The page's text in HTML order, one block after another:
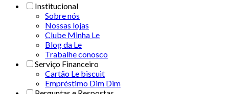
Institucional
Sobre nós
Nossas lojas
Clube Minha Le
Blog da Le
Trabalhe conosco
Serviço Financeiro
Cartão Le biscuit
Empréstimo Dim Dim